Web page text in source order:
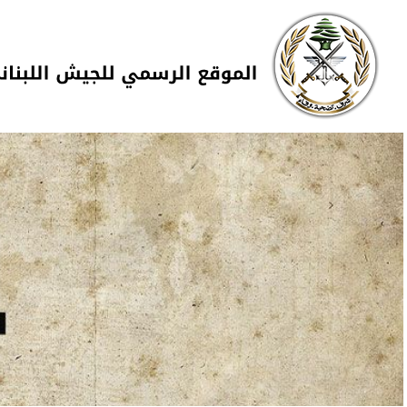
تجاوز إلى المحتوى الرئيسي
Skip to navigation